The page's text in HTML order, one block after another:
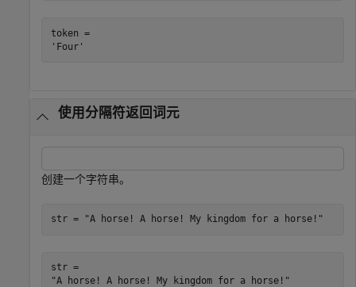
token =
使用分隔符返回词元
创建一个字符串。
str = "A horse! A horse! My kingdom for a horse!"
str =